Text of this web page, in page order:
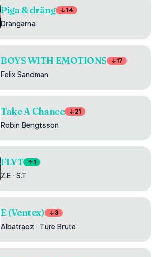
Piga & dräng 14
Drängarna
BOYS WITH EMOTIONS 17
Felix Sandman
Take A Chance 21
Robin Bengtsson
FLYT 1
Z.E · S.T
E (Ventex) 3
Albatraoz · Ture Brute